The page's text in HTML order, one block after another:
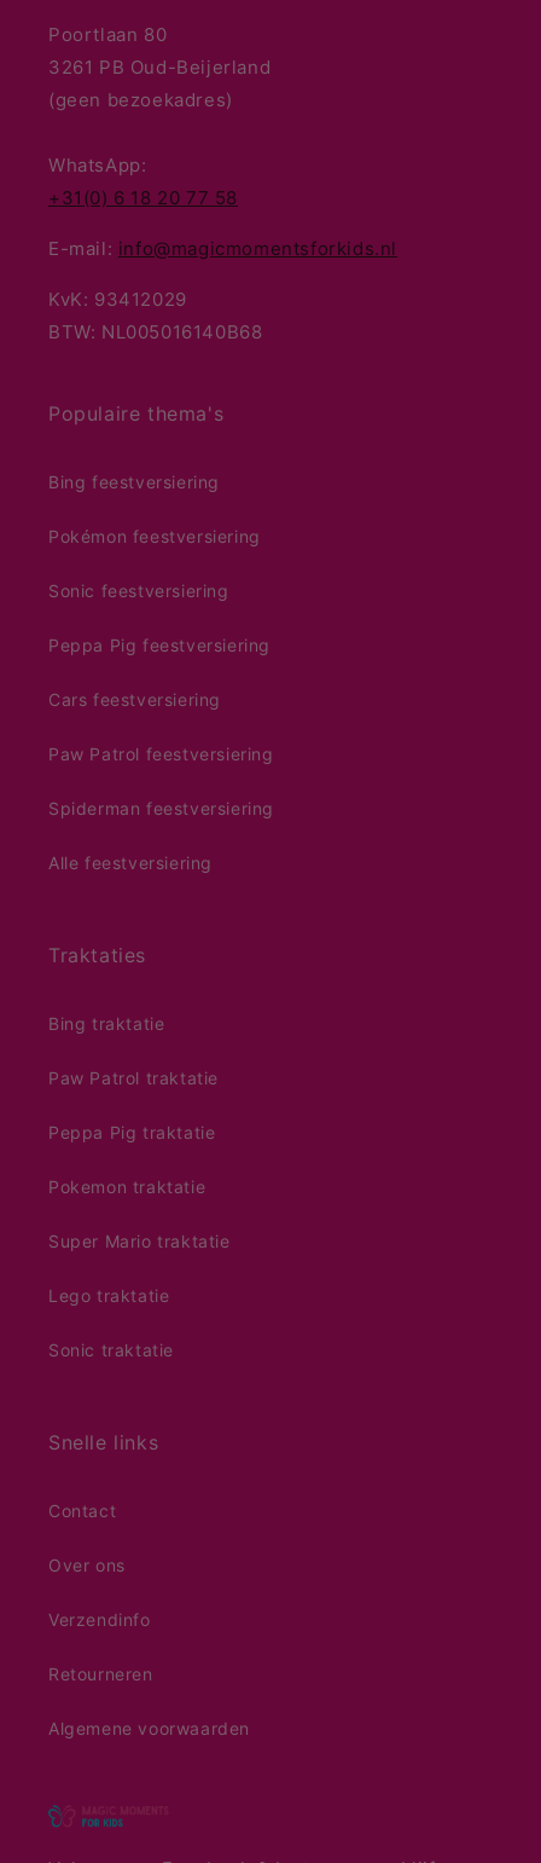
Poortlaan 80
3261 PB Oud-Beijerland
(geen bezoekadres)
WhatsApp:
+31(0) 6 18 20 77 58
E-mail: info@magicmomentsforkids.nl
KvK: 93412029
BTW: NL005016140B68
Populaire thema's
Bing feestversiering
Pokémon feestversiering
Sonic feestversiering
Peppa Pig feestversiering
Cars feestversiering
Paw Patrol feestversiering
Spiderman feestversiering
Alle feestversiering
Traktaties
Bing traktatie
Paw Patrol traktatie
Peppa Pig traktatie
Pokemon traktatie
Super Mario traktatie
Lego traktatie
Sonic traktatie
Snelle links
Contact
Over ons
Verzendinfo
Retourneren
Algemene voorwaarden